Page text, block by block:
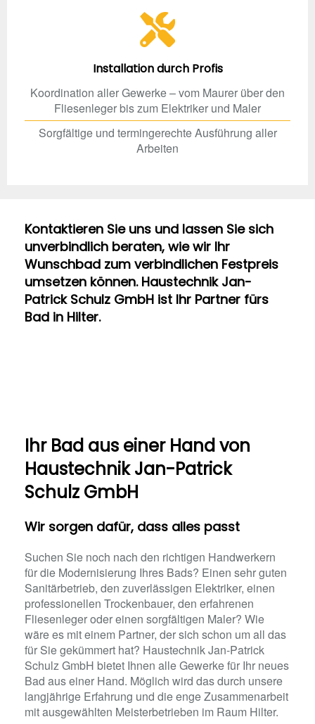
Installation durch Profis
Koordination aller Gewerke – vom Maurer über den
Fliesenleger bis zum Elektriker und Maler
Sorgfältige und termingerechte Ausführung aller
Arbeiten
Kontaktieren Sie uns und lassen Sie sich
unverbindlich beraten, wie wir Ihr
Wunschbad zum verbindlichen Festpreis
umsetzen können. Haustechnik Jan-
Patrick Schulz GmbH ist Ihr Partner fürs
Bad in Hilter.
Ihr Bad aus einer Hand​ von
Haustechnik Jan-Patrick
Schulz GmbH
Wir sorgen dafür, dass alles passt
Suchen Sie noch nach den richtigen Handwerkern
für die Modernisierung Ihres Bads? Einen sehr guten
Sanitärbetrieb, den zuverlässigen Elektriker, einen
professionellen Trockenbauer, den erfahrenen
Fliesenleger oder einen sorgfältigen Maler? Wie
wäre es mit einem Partner, der sich schon um all das
für Sie gekümmert hat? Haustechnik Jan-Patrick
Schulz GmbH bietet Ihnen alle Gewerke für Ihr neues
Bad aus einer Hand. Möglich wird das durch unsere
langjährige Erfahrung und die enge Zusammenarbeit
mit ausgewählten Meisterbetrieben im Raum Hilter.